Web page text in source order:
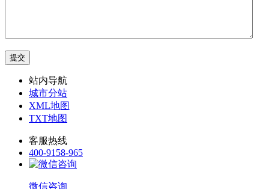
站内导航
城市分站
XML地图
TXT地图
客服热线
400-9158-965
微信咨询